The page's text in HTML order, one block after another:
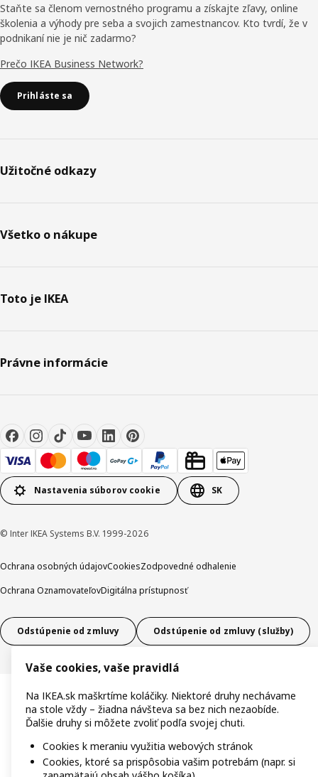
Staňte sa členom vernostného programu a získajte zľavy, online
školenia a výhody pre seba a svojich zamestnancov. Kto tvrdí, že v
podnikaní nie je nič zadarmo?
Prečo IKEA Business Network?
Prihláste sa
Užitočné odkazy
Všetko o nákupe
Toto je IKEA
Právne informácie
Nastavenia súborov cookie SK
© Inter IKEA Systems B.V. 1999-2026
Ochrana osobných údajovCookiesZodpovedné odhalenie
Ochrana OznamovateľovDigitálna prístupnosť
Odstúpenie od zmluvy Odstúpenie od zmluvy (služby)
Vaše cookies, vaše pravidlá
Na IKEA.sk maškrtíme koláčiky. Niektoré druhy nechávame
na stole vždy – žiadna návšteva sa bez nich nezaobíde.
Ďalšie druhy si môžete zvoliť podľa svojej chuti.
Cookies k meraniu využitia webových stránok
Cookies, ktoré sa prispôsobia vašim potrebám (napr. si